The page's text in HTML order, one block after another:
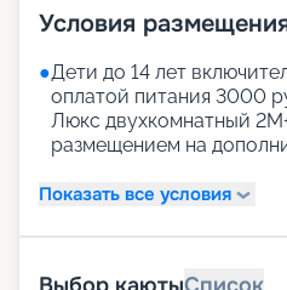
Условия
●Дети до 14 лет
оплатой питания 3000
Люкс двухкомнатный
размещением на
Показать все условия